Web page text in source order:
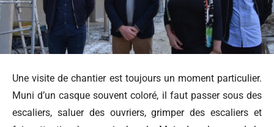
Une visite de chantier est toujours un moment particulier.
Muni d’un casque souvent coloré, il faut passer sous des
escaliers, saluer des ouvriers, grimper des escaliers et